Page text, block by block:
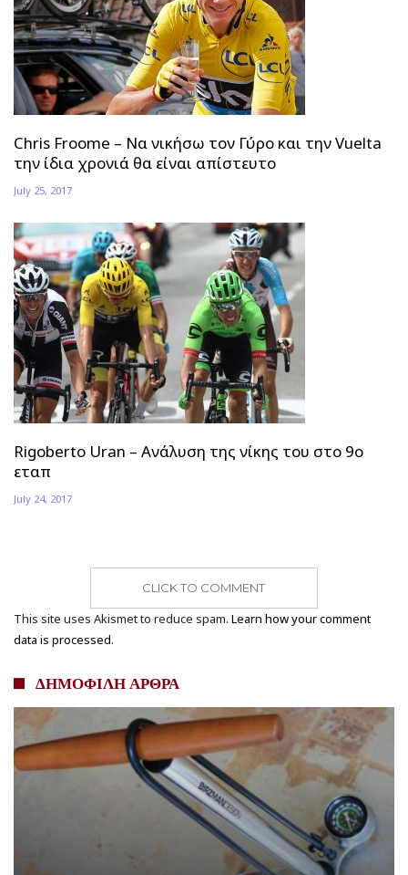
Chris Froome – Να νικήσω τον Γύρο και την Vuelta
την ίδια χρονιά θα είναι απίστευτο
July 25, 2017
Rigoberto Uran – Ανάλυση της νίκης του στο 9ο
εταπ
July 24, 2017
CLICK TO COMMENT
This site uses Akismet to reduce spam. Learn how your comment
data is processed.
ΔΗΜΟΦΙΛΗ ΑΡΘΡΑ